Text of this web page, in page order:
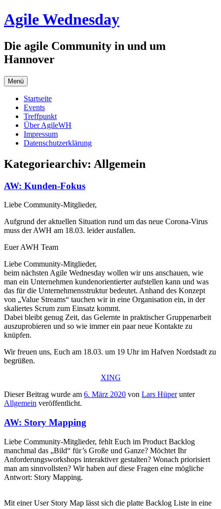
Zum
Inhalt
Agile Wednesday
Die agile Community in und um
Hannover
Menü
Startseite
Events
Treffpunkt
Über AgileWH
Impressum
Datenschutzerklärung
Kategoriearchiv: Allgemein
AW: Kunden-Fokus
Liebe Community-Mitglieder,
Aufgrund der aktuellen Situation rund um das neue Corona-Virus
muss der AWH am 18.03. leider ausfallen.
Euer AWH Team
Liebe Community-Mitglieder,
beim nächsten Agile Wednesday wollen wir uns anschauen, wie
man ein Unternehmen kundenorientierter aufstellen kann und was
das für die Unternehmensstruktur bedeutet. Anhand des Konzept
von „Value Streams“ tauchen wir in eine Organisation ein, in der
skaliertes Scrum zum Einsatz kommt.
Dabei bleibt genug Zeit, das Gelernte in praktischer Gruppenarbeit
auszuprobieren und so wie immer ein paar neue Kontakte zu
knüpfen.
Wir freuen uns, Euch am 18.03. um 19 Uhr im Hafven Nordstadt zu
begrüßen.
XING
Dieser Beitrag wurde am 6. März 2020 von Lars Hüperunter
Allgemein veröffentlicht.
AW: Story Mapping
Liebe Community-Mitglieder, fehlt Euch im Product Backlog
manchmal das „Bild“ für’s Große und Ganze? Möchtet Ihr
Anforderungsworkshops interaktiver gestalten? Wonach priorisiert
man am sinnvollsten? Wir haben auf diese Fragen eine mögliche
Antwort: Story Mapping.
Mit einer User Story Map lässt sich die platte Backlog Liste in eine